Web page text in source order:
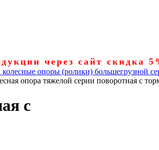
через сайт скидка
колесные опоры (ролики) большегрузной
опора тяжелой серии поворотная с
с